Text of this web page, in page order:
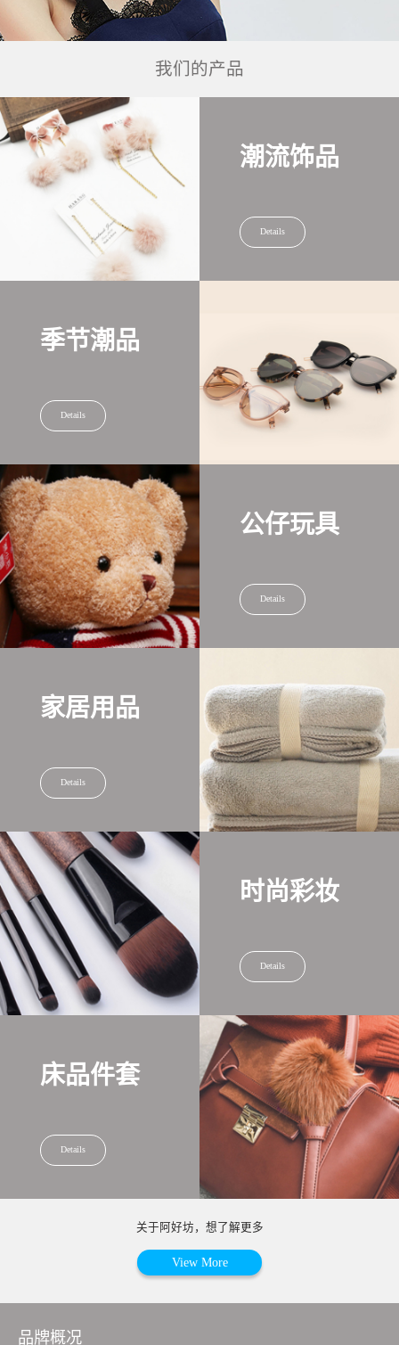
我们的产品
潮流饰品
Details
季节潮品
Details
公仔玩具
Details
家居用品
Details
时尚彩妆
Details
床品件套
Details
关于阿好坊，想了解更多
View More
品牌概况